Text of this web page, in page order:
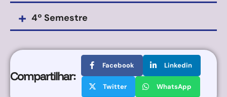
+ 4º Semestre
Compartilhar:
Facebook Linkedin
Twitter WhatsApp